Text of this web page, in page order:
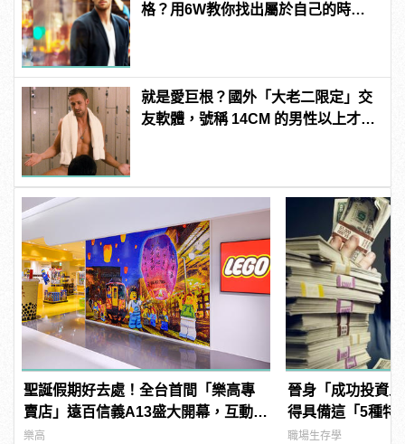
格？用6W教你找出屬於自己的時尚
就是愛巨根？國外「大老二限定」交
友軟體，號稱 14CM 的男性以上才給
聖誕假期好去處！全台首間「樂高專
賣店」遠百信義A13盛大開幕，互動設
施等你來體驗！
樂高
晉身「成功投資
得具備這「5種特
職場生存學